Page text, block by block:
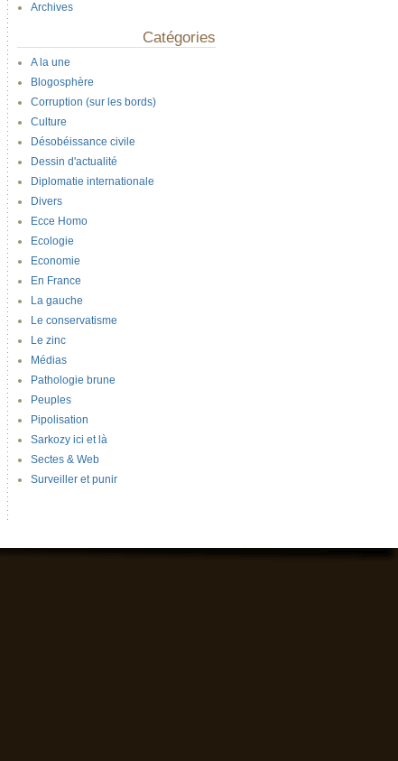
Archives
Catégories
A la une
Blogosphère
Corruption (sur les bords)
Culture
Désobéissance civile
Dessin d'actualité
Diplomatie internationale
Divers
Ecce Homo
Ecologie
Economie
En France
La gauche
Le conservatisme
Le zinc
Médias
Pathologie brune
Peuples
Pipolisation
Sarkozy ici et là
Sectes & Web
Surveiller et punir